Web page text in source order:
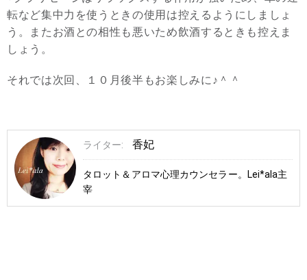
転など集中力を使うときの使用は控えるようにしましょ
う。またお酒との相性も悪いため飲酒するときも控えま
しょう。
それでは次回、１０月後半もお楽しみに♪＾＾
ライター: 香妃
タロット＆アロマ心理カウンセラー。Lei*ala主
宰